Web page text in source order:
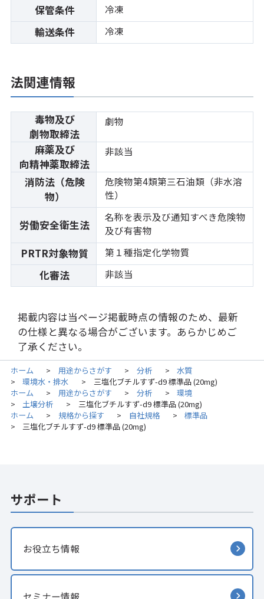
保管条件 冷凍
輸送条件 冷凍
法関連情報
毒物及び
劇物取締法
劇物
麻薬及び
向精神薬取締法
非該当
消防法（危険
物）
危険物第4類第三石油類（非水溶
性）
労働安全衛生法
名称を表示及び通知すべき危険物
及び有害物
PRTR対象物質 第１種指定化学物質
化審法 非該当
掲載内容は当ページ掲載時点の情報のため、最新
の仕様と異なる場合がございます。あらかじめご
了承ください。
ホーム > 用途からさがす > 分析 > 水質
> 環境水・排水 >
三塩化ブチルすず-d9 標準品 (20mg)
ホーム
> 用途からさがす > 分析 > 環境
> 土壌分析 >
三塩化ブチルすず-d9 標準品 (20mg)
ホーム
> 規格から探す > 自社規格 > 標準品
> 三塩化ブチルすず-d9 標準品 (20mg)
サポート
お役立ち情報
セミナー情報